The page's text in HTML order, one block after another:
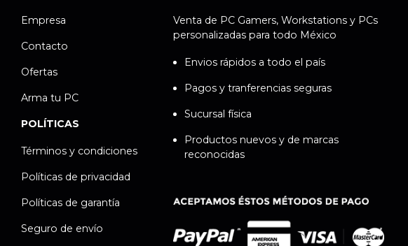
Empresa
Contacto
Ofertas
Arma tu PC
POLÍTICAS
Términos y condiciones
Políticas de privacidad
Políticas de garantía
Seguro de envío
Venta de PC Gamers, Workstations y PCs
personalizadas para todo México
Envios rápidos a todo el país
Pagos y tranferencias seguras
Sucursal física
Productos nuevos y de marcas
reconocidas